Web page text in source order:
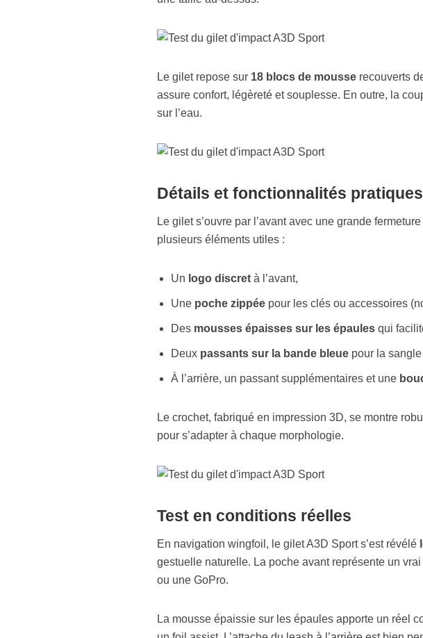
Le gilet repose sur 18 blocs de mousserecouverts
assure confort, légèreté et souplesse. En outre, la
sur l’eau.
Détails et fonctionnalités pratiques
Le gilet s’ouvre par l’avant avec une grande
plusieurs éléments utiles :
Un logo discretà l’avant,
Une poche zippéepour les clés ou accessoires
Des mousses épaisses sur les épaulesqui
Deux passants sur la bande bleuepour la sangle
À l’arrière, un passant supplémentaires et une
Le crochet, fabriqué en impression 3D, se montre
pour s’adapter à chaque morphologie.
Test en conditions réelles
En navigation wingfoil, le gilet A3D Sport s’est révélé
gestuelle naturelle. La poche avant représente un
ou une GoPro.
La mousse épaissie sur les épaules apporte un réel